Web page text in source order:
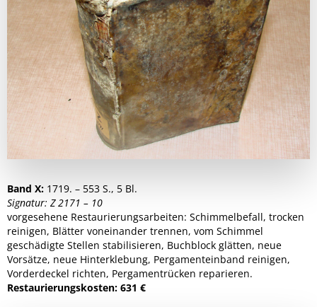
Band X: 1719. – 553 S., 5 Bl.
Signatur: Z 2171 – 10
vorgesehene Restaurierungsarbeiten: Schimmelbefall, trocken
reinigen, Blätter voneinander trennen, vom Schimmel
geschädigte Stellen stabilisieren, Buchblock glätten, neue
Vorsätze, neue Hinterklebung, Pergamenteinband reinigen,
Vorderdeckel richten, Pergamentrücken reparieren.
Restaurierungskosten: 631 €